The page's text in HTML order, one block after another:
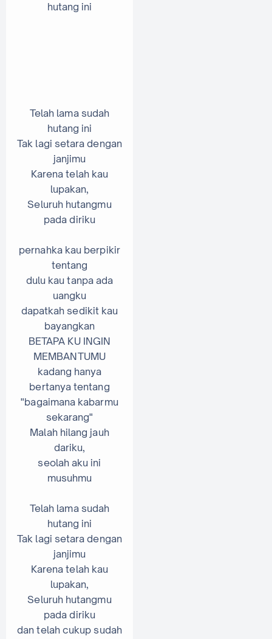
hutang ini
Telah lama sudah
hutang ini
Tak lagi setara dengan
janjimu
Karena telah kau
lupakan,
Seluruh hutangmu
pada diriku
pernahka kau berpikir
tentang
dulu kau tanpa ada
uangku
dapatkah sedikit kau
bayangkan
BETAPA KU INGIN
MEMBANTUMU
kadang hanya
bertanya tentang
"bagaimana kabarmu
sekarang"
Malah hilang jauh
dariku,
seolah aku ini
musuhmu
Telah lama sudah
hutang ini
Tak lagi setara dengan
janjimu
Karena telah kau
lupakan,
Seluruh hutangmu
pada diriku
dan telah cukup sudah